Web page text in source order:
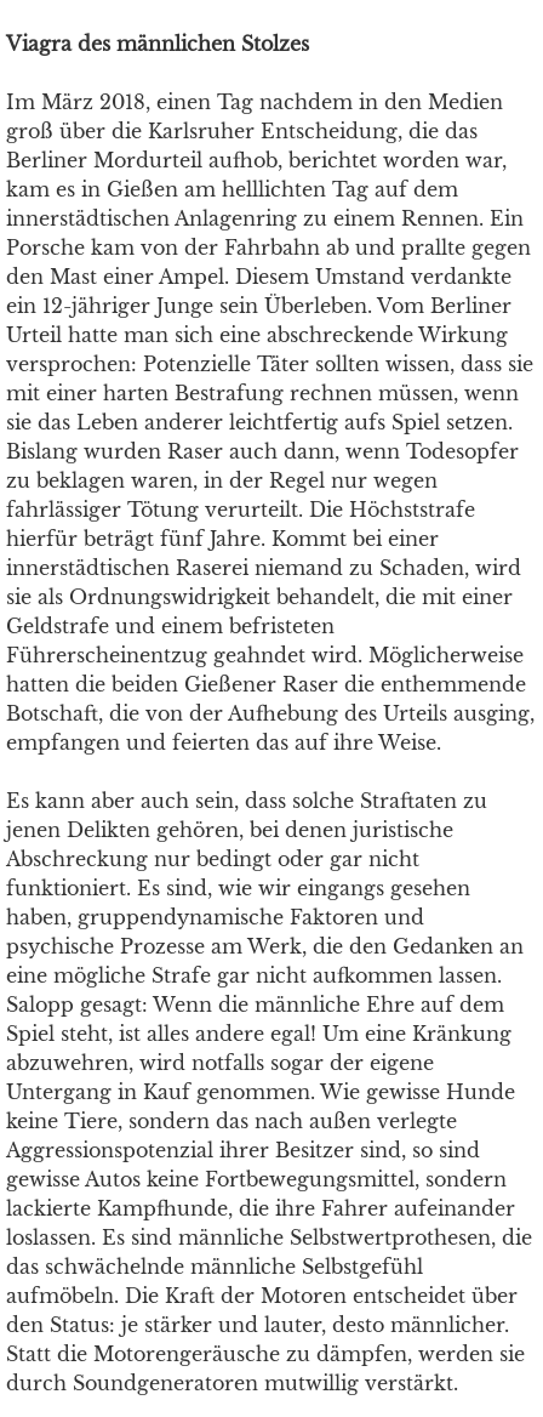
Viagra des männlichen Stolzes
Im März 2018, einen Tag nachdem in den Medien
groß über die Karlsruher Entscheidung, die das
Berliner Mordurteil aufhob, berichtet worden war,
kam es in Gießen am helllichten Tag auf dem
innerstädtischen Anlagenring zu einem Rennen. Ein
Porsche kam von der Fahrbahn ab und prallte gegen
den Mast einer Ampel. Diesem Umstand verdankte
ein 12-jähriger Junge sein Überleben. Vom Berliner
Urteil hatte man sich eine abschreckende Wirkung
versprochen: Potenzielle Täter sollten wissen, dass sie
mit einer harten Bestrafung rechnen müssen, wenn
sie das Leben anderer leichtfertig aufs Spiel setzen.
Bislang wurden Raser auch dann, wenn Todesopfer
zu beklagen waren, in der Regel nur wegen
fahrlässiger Tötung verurteilt. Die Höchststrafe
hierfür beträgt fünf Jahre. Kommt bei einer
innerstädtischen Raserei niemand zu Schaden, wird
sie als Ordnungswidrigkeit behandelt, die mit einer
Geldstrafe und einem befristeten
Führerscheinentzug geahndet wird. Möglicherweise
hatten die beiden Gießener Raser die enthemmende
Botschaft, die von der Aufhebung des Urteils ausging,
empfangen und feierten das auf ihre Weise.
Es kann aber auch sein, dass solche Straftaten zu
jenen Delikten gehören, bei denen juristische
Abschreckung nur bedingt oder gar nicht
funktioniert. Es sind, wie wir eingangs gesehen
haben, gruppendynamische Faktoren und
psychische Prozesse am Werk, die den Gedanken an
eine mögliche Strafe gar nicht aufkommen lassen.
Salopp gesagt: Wenn die männliche Ehre auf dem
Spiel steht, ist alles andere egal! Um eine Kränkung
abzuwehren, wird notfalls sogar der eigene
Untergang in Kauf genommen. Wie gewisse Hunde
keine Tiere, sondern das nach außen verlegte
Aggressionspotenzial ihrer Besitzer sind, so sind
gewisse Autos keine Fortbewegungsmittel, sondern
lackierte Kampfhunde, die ihre Fahrer aufeinander
loslassen. Es sind männliche Selbstwertprothesen, die
das schwächelnde männliche Selbstgefühl
aufmöbeln. Die Kraft der Motoren entscheidet über
den Status: je stärker und lauter, desto männlicher.
Statt die Motorengeräusche zu dämpfen, werden sie
durch Soundgeneratoren mutwillig verstärkt.